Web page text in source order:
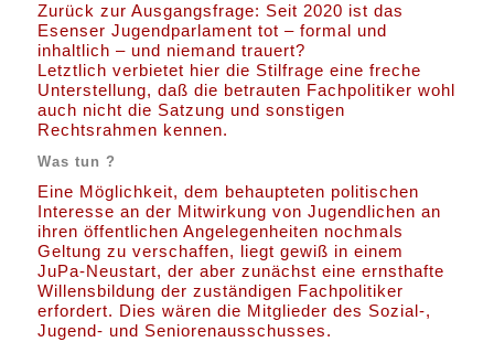
Zurück zur Ausgangsfrage: Seit 2020 ist das
Esenser Jugendparlament tot – formal und
inhaltlich – und niemand trauert?
Letztlich verbietet hier die Stilfrage eine freche
Unterstellung, daß die betrauten Fachpolitiker wohl
auch nicht die Satzung und sonstigen
Rechtsrahmen kennen.
Was tun ?
Eine Möglichkeit, dem behaupteten politischen
Interesse an der Mitwirkung von Jugendlichen an
ihren öffentlichen Angelegenheiten nochmals
Geltung zu verschaffen, liegt gewiß in einem
JuPa-Neustart, der aber zunächst eine ernsthafte
Willensbildung der zuständigen Fachpolitiker
erfordert. Dies wären die Mitglieder des Sozial-,
Jugend- und Seniorenausschusses.